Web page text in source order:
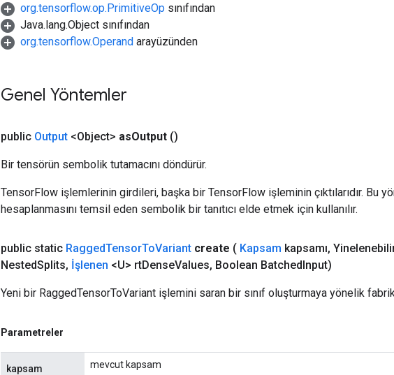
org.tensorflow.op.PrimitiveOp sınıfından
Java.lang.Object sınıfından
org.tensorflow.Operand arayüzünden
Genel Yöntemler
public Output <Object> asOutput ()
Bir tensörün sembolik tutamacını döndürür.
TensorFlow işlemlerinin girdileri, başka bir TensorFlow işleminin çıktılarıdır. Bu
hesaplanmasını temsil eden sembolik bir tanıtıcı elde etmek için kullanılır.
public static RaggedTensorToVariant create ( Kapsam kapsamı,
NestedSplits, İşlenen <U> rtDenseValues, Boolean BatchedInput)
Yeni bir RaggedTensorToVariant işlemini saran bir sınıf oluşturmaya yönelik
Parametreler
kapsam mevcut kapsam